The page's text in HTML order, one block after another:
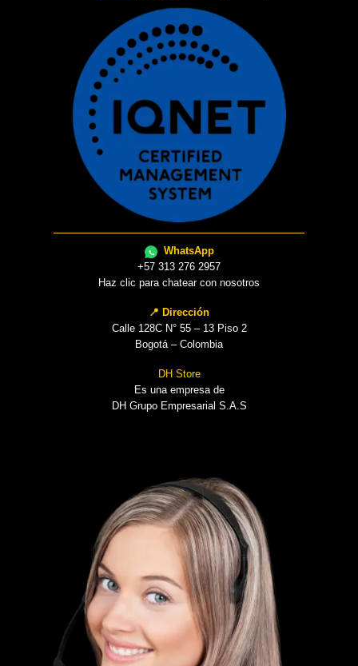
WhatsApp
+57 313 276 2957
Haz clic para chatear con nosotros
📍 Dirección
Calle 128C N° 55 – 13 Piso 2
Bogotá – Colombia
DH Store
Es una empresa de
DH Grupo Empresarial S.A.S